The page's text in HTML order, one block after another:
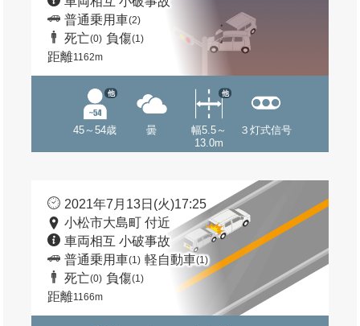
普通乗用車(2)
死亡(0) 負傷(1)
距離1162m
45～54歳
他
曇
幅5.5～
13.0m
他
３灯式信号
2021年7月13日(火)17:25
小松市大島町 付近
車両相互 小破事故
普通乗用車(1) 軽自動車(1)
死亡(0) 負傷(1)
距離1166m